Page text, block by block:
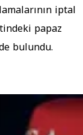
iptal
papaz
bulundu.